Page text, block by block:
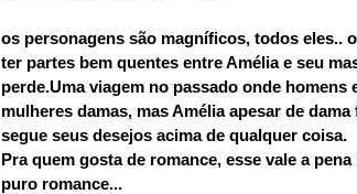
os personagens são magníficos, todos eles..
ter partes bem quentes entre Amélia e seu
perde.Uma viagem no passado onde
mulheres damas, mas Amélia apesar de
segue seus desejos acima de qualquer coisa.
Pra quem gosta de romance, esse vale a
puro romance...